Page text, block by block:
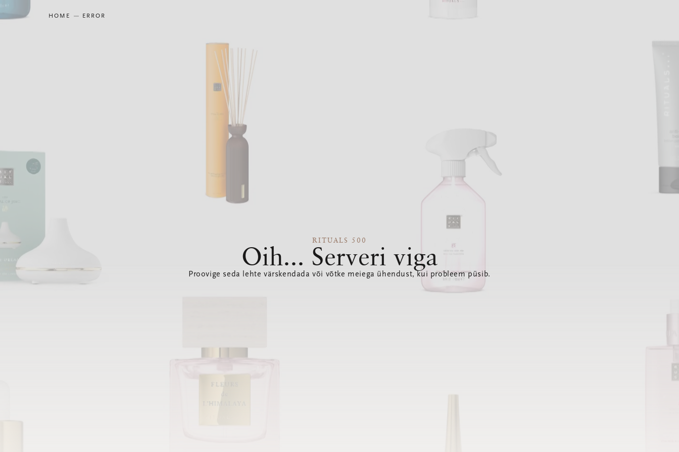
HOME ERROR
RITUALS 500
Oih... Serveri viga
Proovige seda lehte värskendada või võtke meiega ühendust, kui probleem püsib.